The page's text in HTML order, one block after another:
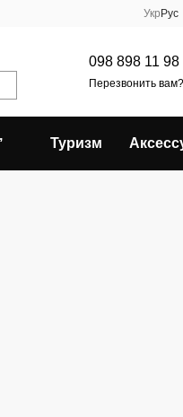
Укр Рус
098 898 11 98
Перезвонить вам?
Туризм